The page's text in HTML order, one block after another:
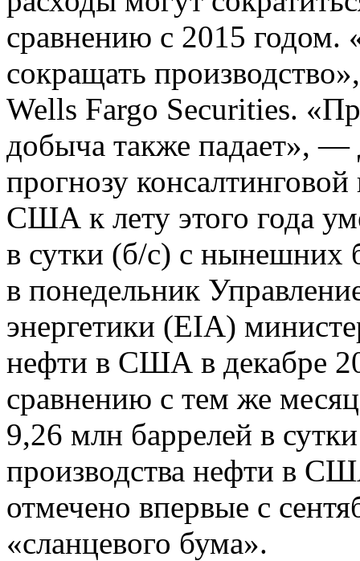
сравнению с 2015
сокращать
Wells Fargo Securities.
добыча также падает», —
прогнозу
США к лету этого года
в сутки (б/с) с нынешних
в понедельник
энергетики (EIA)
нефти в США в декабре
сравнению с тем же
9,26 млн баррелей в
производства нефти в
отмечено впервые с
«сланцевого бума».